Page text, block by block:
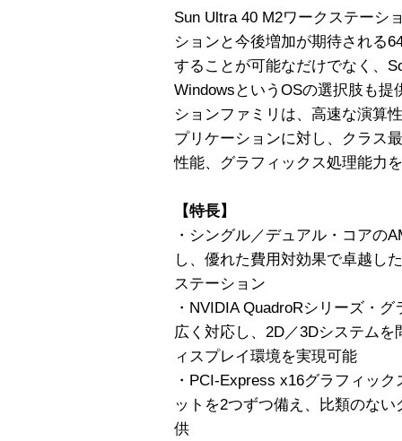
Sun Ultra 40 M2ワークステーシ
ションと今後増加が期待される
することが可能なだけでなく、
WindowsというOSの選択肢も
ションファミリは、高速な演算
プリケーションに対し、クラス
性能、グラフィックス処理能力
【特長】
・シングル／デュアル・コアの
し、優れた費用対効果で卓越し
ステーション
・NVIDIA QuadroRシリーズ・
広く対応し、2D／3Dシステム
ィスプレイ環境を実現可能
・PCI-Express x16グラフィッ
ットを2つずつ備え、比類のな
供